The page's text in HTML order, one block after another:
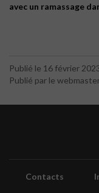
avec un ramassage
Publié le 16 février
Publié par le
Contacts